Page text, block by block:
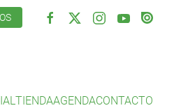
TIENDAAGENDACONTACTO